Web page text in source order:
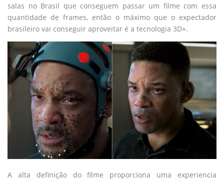
salas no Brasil que conseguem passar um filme com essa
quantidade de frames, então o máximo que o expectador
brasileiro vai conseguir aproveitar é a tecnologia 3D+.
A alta definição do filme proporciona uma experiencia